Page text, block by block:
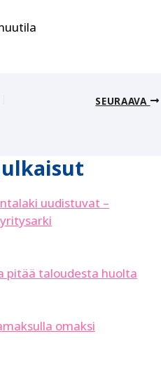
SEURAAVA
uudistuvat –
pitää taloudesta huolta
omaksi